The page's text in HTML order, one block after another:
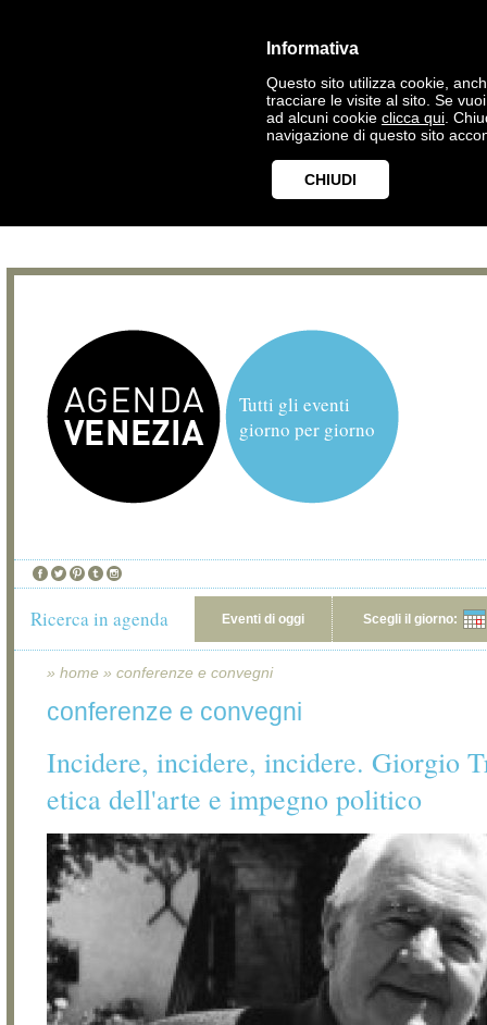
Informativa
Questo sito utilizza cookie,
tracciare le visite al sito. Se
ad alcuni cookie clicca qui .
navigazione di questo sito
CHIUDI
Tutti gli eventi
giorno per giorno
Ricerca in agenda Eventi di oggi Scegli il giorno:
» home » conferenze e convegni
conferenze e convegni
Incidere, incidere, incidere. Giorgio
etica dell'arte e impegno politico